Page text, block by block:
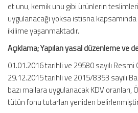
et unu, kemik unu gibi ürünlerin
uygulanacağı yoksa istisna
ikilime yaşanmaktadır.
Açıklama; Yapılan yasal düzenleme ve
01.01.2016 tarihli ve 29580 sayılı Resmi
29.12.2015 tarihli ve 2015/8353 sayılı
bazı mallara uygulanacak KDV oranları,
tütün fonu tutarları yeniden